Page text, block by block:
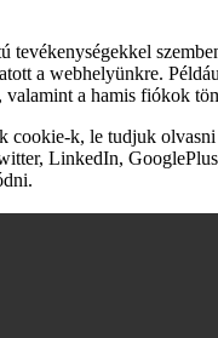
tevékenységekkel
a webhelyünkre.
a hamis fiókok
cookie-k, le tudjuk
LinkedIn,